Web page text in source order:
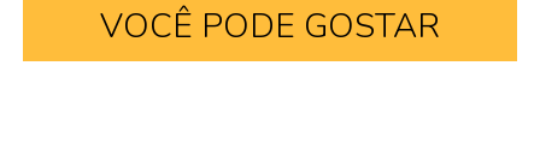
VOCÊ PODE GOSTAR